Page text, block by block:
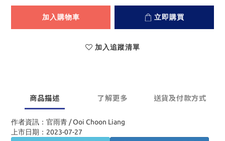
加入購物車 立即購買
加入追蹤清單
商品描述 了解更多 送貨及付款方式
作者資訊：官雨青 / Ooi Choon Liang
上市日期：2023-07-27